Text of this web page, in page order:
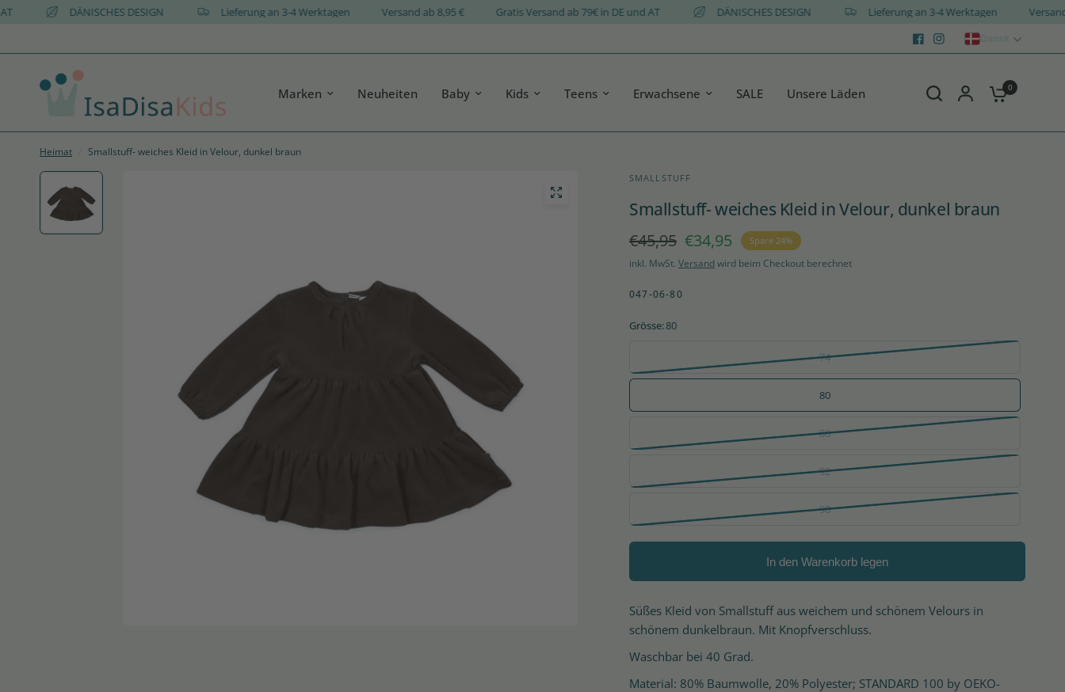
AT DÄNISCHES DESIGN Lieferung an 3-4 Werktagen Versand ab 8,95 € Gratis Versand ab 79€ in DE und AT DÄNISCHES DESIGN Lieferung an 3-4 Werktagen
Marken Neuheiten Baby Kids Teens Erwachsene SALE Unsere Läden 0
Heimat Smallstuff- weiches Kleid in Velour, dunkel braun
SMALLSTUFF
Smallstuff- weiches Kleid in Velour, dunkel braun
€45,95 €34,95 Spare 24%
inkl. MwSt. Versand wird beim Checkout berechnet
047-06-80
Grösse:80
74
80
86
92
98
In den Warenkorb legen
Süßes Kleid von Smallstuff aus weichem und schönem Velours in
schönem dunkelbraun. Mit Knopfverschluss.
Waschbar bei 40 Grad.
Material: 80% Baumwolle, 20% Polyester; STANDARD 100 by OEKO-